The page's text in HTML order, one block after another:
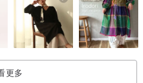
🫶🏻
，水晶手珠（彈性線類商品）可免
，若沒有特別註明將以原件尺寸發
微調整。
更多